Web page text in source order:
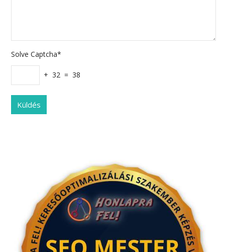
Solve Captcha*
+ 32 = 38